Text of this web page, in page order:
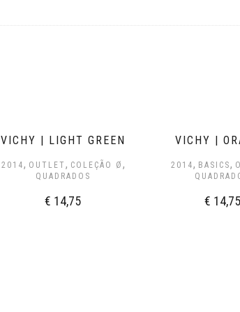
VICHY | LIGHT GREEN
2014, OUTLET , COLEÇÃO Ø ,
QUADRADOS
€ 14,75
VICHY |
2014, BASICS,
€ 14,75